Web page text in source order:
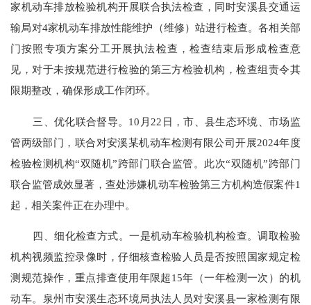
家机动车排放检验机构开展联合执法检查，同时安溪县交通运
输局对4家机动车排放性能维护（维修）站进行检查。各相关部
门按照专项方案分工开展执法检查，检查结束后形成检查意
见，对于未按规范进行检验的第三方检验机构，检查组责令其
限期整改，确保形成工作闭环。
三、优化联合督导。 10月22日，市、县生态环境、市场监
管两级部门，联合对安溪某机动车检测有限公司开展2024年度
检验检测机构“双随机”跨部门联合监管。此次“双随机”跨部门
联合监管成效显著，查处涉嫌机动车检验第三方机构造假案件1
起，相关案件正在办理中。
四、细化检查方式。一是机动车检验机构检查。调取检验
机构视频监控录像时，仔细核查检验人员是否按照国家规定检
测规范操作，重点排查使用年限超 15年（一年检测一次）的机
动车。泉州市安溪生态环境局执法人员对安溪县一家检测有限